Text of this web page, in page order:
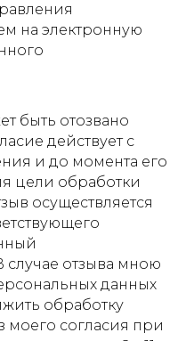
на электронную
быть отозвано
действует с
и до момента его
цели обработки
осуществляется
отзыва мною
данных
обработку
моего согласия при